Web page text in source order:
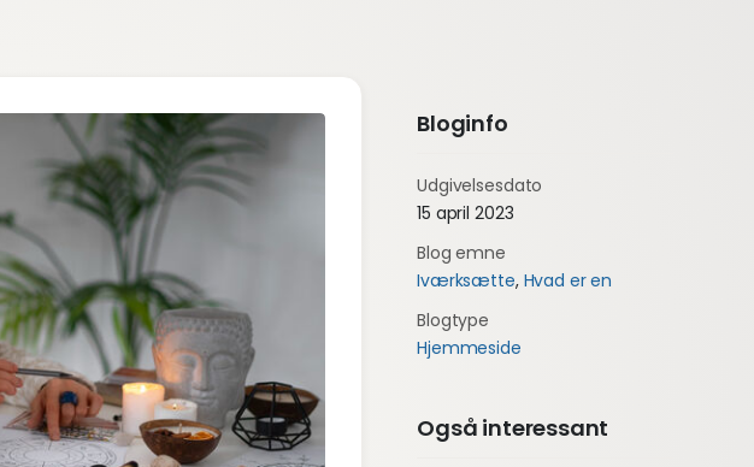
Bloginfo
Udgivelsesdato
15 april 2023
Blog emne
Iværksætte, Hvad er en
Blogtype
Hjemmeside
Også interessant